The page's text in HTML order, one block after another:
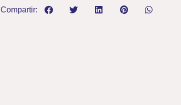
Compartir: